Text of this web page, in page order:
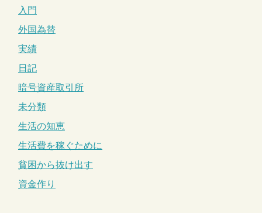
入門
外国為替
実績
日記
暗号資産取引所
未分類
生活の知恵
生活費を稼ぐために
貧困から抜け出す
資金作り